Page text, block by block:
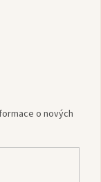
o nových